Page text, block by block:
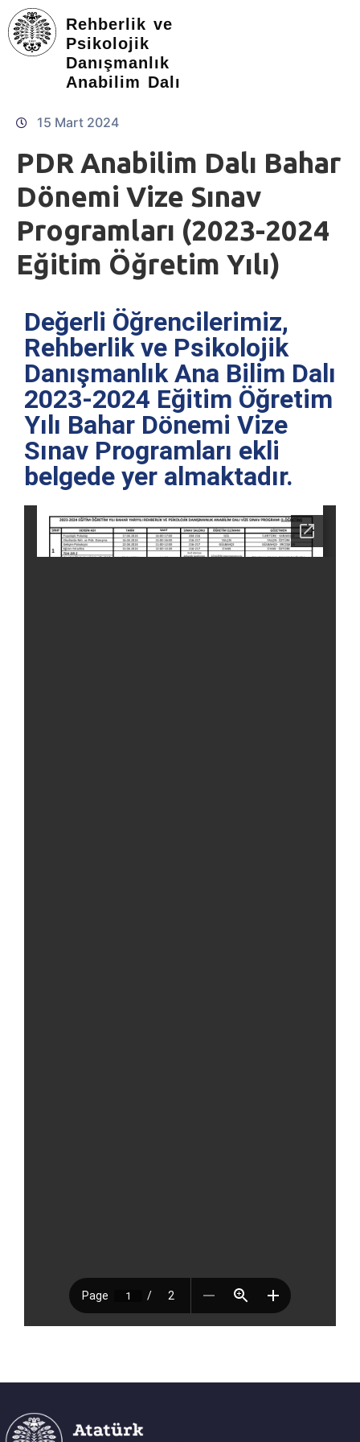
Rehberlik ve
Psikolojik
Danışmanlık
Anabilim Dalı
15 Mart 2024
PDR Anabilim Dalı Bahar
Dönemi Vize Sınav
Programları (2023-2024
Eğitim Öğretim Yılı)
Değerli Öğrencilerimiz,
Rehberlik ve Psikolojik
Danışmanlık Ana Bilim Dalı
2023-2024 Eğitim Öğretim
Yılı Bahar Dönemi Vize
Sınav Programları ekli
belgede yer almaktadır.